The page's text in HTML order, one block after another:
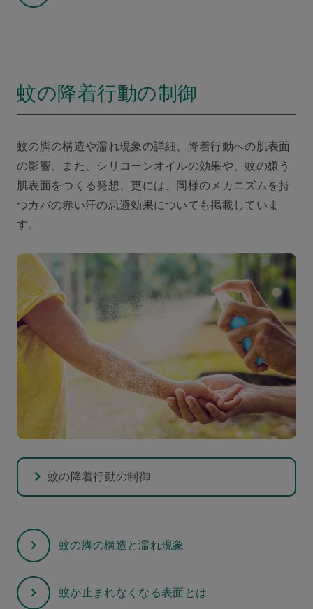
蚊の降着行動の制御
蚊の脚の構造や濡れ現象の詳細、降着行動への肌表面
の影響、また、シリコーンオイルの効果や、蚊の嫌う
肌表面をつくる発想、更には、同様のメカニズムを持
つカバの赤い汗の忌避効果についても掲載していま
す。
蚊の降着行動の制御
蚊の脚の構造と濡れ現象
蚊が止まれなくなる表面とは